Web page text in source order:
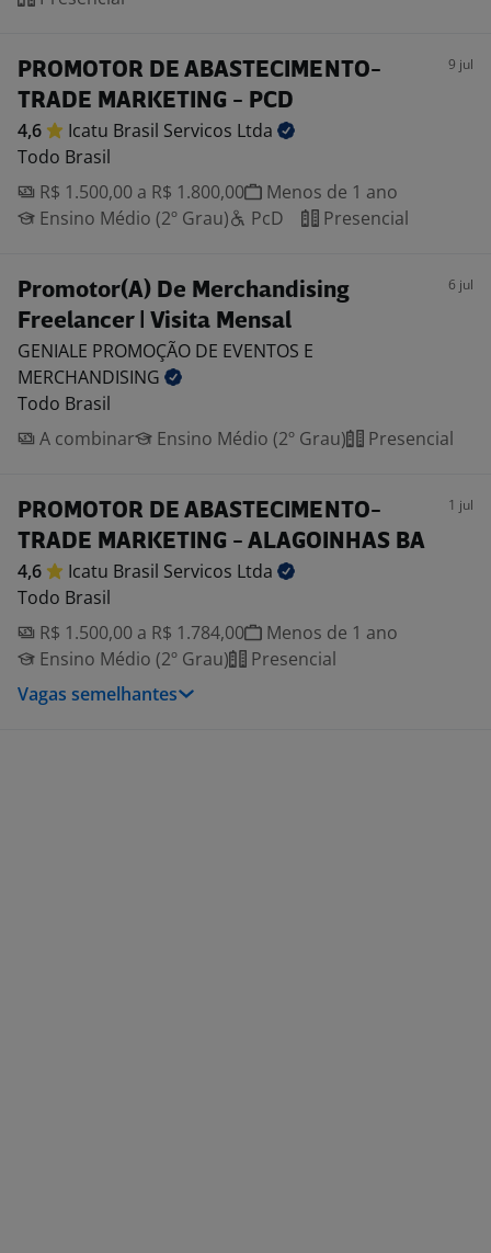
PROMOTOR DE ABASTECIMENTO-
TRADE MARKETING - PCD
9 jul
4,6 Icatu Brasil Servicos Ltda
Todo Brasil
R$ 1.500,00 a R$ 1.800,00
Menos de 1 ano
Ensino Médio (2º Grau)
PcD Presencial
Promotor(A) De Merchandising
Freelancer | Visita Mensal
6 jul
GENIALE PROMOÇÃO DE EVENTOS E
MERCHANDISING
Todo Brasil
A combinar
Ensino Médio (2º Grau) Presencial
PROMOTOR DE ABASTECIMENTO-
TRADE MARKETING - ALAGOINHAS BA
1 jul
4,6 Icatu Brasil Servicos Ltda
Todo Brasil
R$ 1.500,00 a R$ 1.784,00
Menos de 1 ano
Ensino Médio (2º Grau)
Presencial
Vagas semelhantes